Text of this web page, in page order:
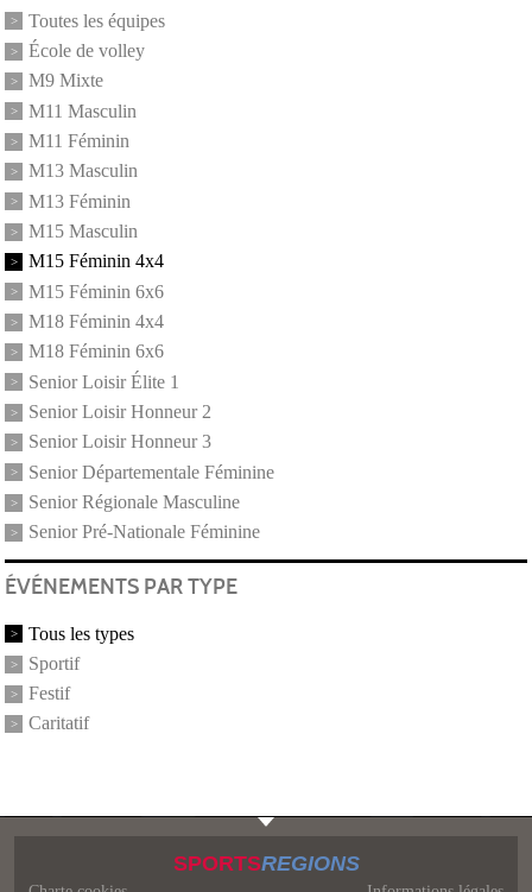
Toutes les équipes
École de volley
M9 Mixte
M11 Masculin
M11 Féminin
M13 Masculin
M13 Féminin
M15 Masculin
M15 Féminin 4x4
M15 Féminin 6x6
M18 Féminin 4x4
M18 Féminin 6x6
Senior Loisir Élite 1
Senior Loisir Honneur 2
Senior Loisir Honneur 3
Senior Départementale Féminine
Senior Régionale Masculine
Senior Pré-Nationale Féminine
ÉVÉNEMENTS PAR TYPE
Tous les types
Sportif
Festif
Caritatif
SPORTSREGIONS